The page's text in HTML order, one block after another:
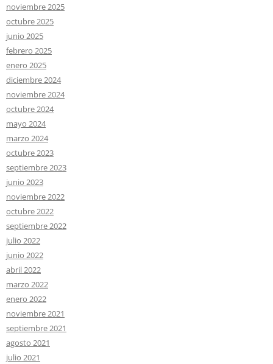
noviembre 2025
octubre 2025
junio 2025
febrero 2025
enero 2025
diciembre 2024
noviembre 2024
octubre 2024
mayo 2024
marzo 2024
octubre 2023
septiembre 2023
junio 2023
noviembre 2022
octubre 2022
septiembre 2022
julio 2022
junio 2022
abril 2022
marzo 2022
enero 2022
noviembre 2021
septiembre 2021
agosto 2021
julio 2021